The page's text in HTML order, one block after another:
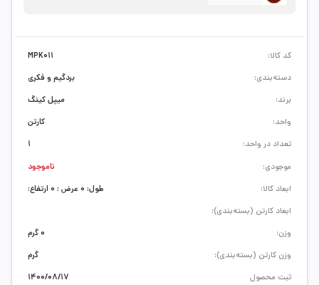
ابعاد کالا:
طول: 0 عرض : 0 ارتفاع:
ابعاد کارتن (بسته‌بندی):
وزن:
0 گرم
وزن کارتن (بسته‌بندی):
گرم
ثبت محصول
1400/08/17
کد کالا:
MPK011
دسته‌بندی:
بردگیم و فکری
برند:
میپل کینگ
واحد:
کارتن
تعداد در واحد:
1
موجودی:
ناموجود